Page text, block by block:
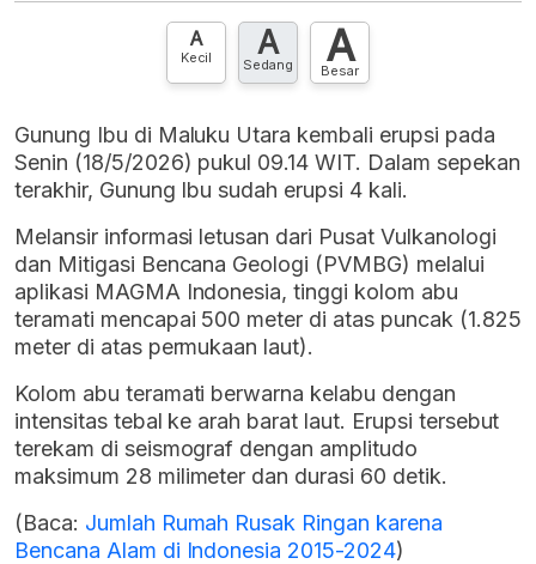
Hubungi sekarang »
A
Kecil A
Sedang A
Besar
Gunung Ibu di Maluku Utara kembali erupsi pada
Senin (18/5/2026) pukul 09.14 WIT. Dalam sepekan
terakhir, Gunung Ibu sudah erupsi 4 kali.
Melansir informasi letusan dari Pusat Vulkanologi
dan Mitigasi Bencana Geologi (PVMBG) melalui
aplikasi MAGMA Indonesia, tinggi kolom abu
teramati mencapai 500 meter di atas puncak (1.825
meter di atas permukaan laut).
Kolom abu teramati berwarna kelabu dengan
intensitas tebal ke arah barat laut. Erupsi tersebut
terekam di seismograf dengan amplitudo
maksimum 28 milimeter dan durasi 60 detik.
(Baca: Jumlah Rumah Rusak Ringan karena
Bencana Alam di Indonesia 2015-2024)